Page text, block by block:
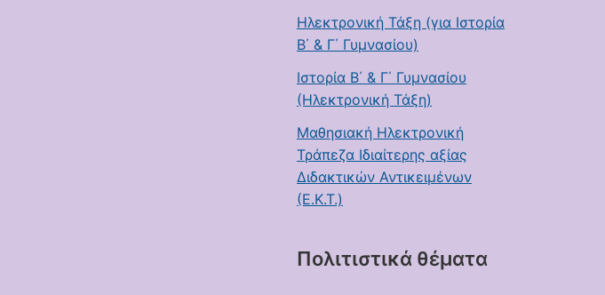
Ηλεκτρονική Τάξη (για Ιστορία
Β΄ & Γ΄ Γυμνασίου)
Ιστορία Β΄ & Γ΄ Γυμνασίου
(Ηλεκτρονική Τάξη)
Μαθησιακή Ηλεκτρονική
Τράπεζα Ιδιαίτερης αξίας
Διδακτικών Αντικειμένων
(Ε.Κ.Τ.)
Πολιτιστικά θέματα